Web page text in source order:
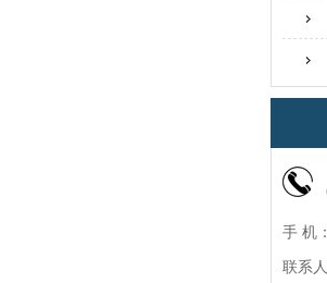
手 机
联系